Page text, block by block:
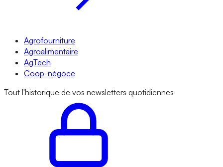
Agrofourniture
Agroalimentaire
AgTech
Coop-négoce
Tout l'historique de vos newsletters quotidiennes